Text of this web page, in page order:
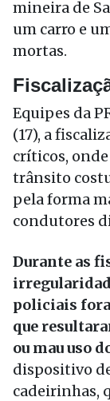
mineira de
um carro e
mortas.
Equipes da
(17), a
críticos,
trânsito
pela forma
condutores
Durante as
policiais
que
ou mau uso
dispositivo
cadeirinhas,